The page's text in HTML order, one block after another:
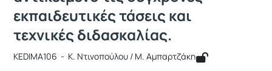
εκπαιδευτικές τάσεις και
τεχνικές διδασκαλίας.
KEDIMA106 - Κ. Ντινοπούλου / Μ. Αμπαρτζάκη